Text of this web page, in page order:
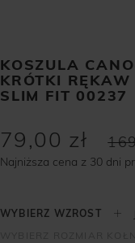
KOSZULA
KRÓTKI
SLIM FIT 00237
79,00 zł
Najniższa cena z 30 dni